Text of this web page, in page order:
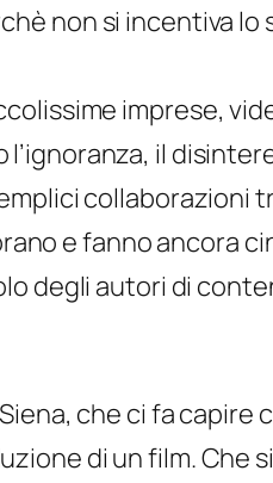
non si incentiva
imprese,
il
collaborazioni
e fanno ancora
degli autori di
che ci fa capire
di un film. Che